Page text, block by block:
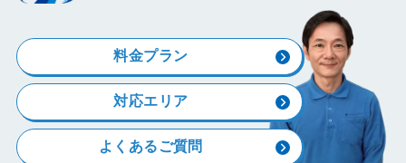
料金プラン
対応エリア
よくあるご質問